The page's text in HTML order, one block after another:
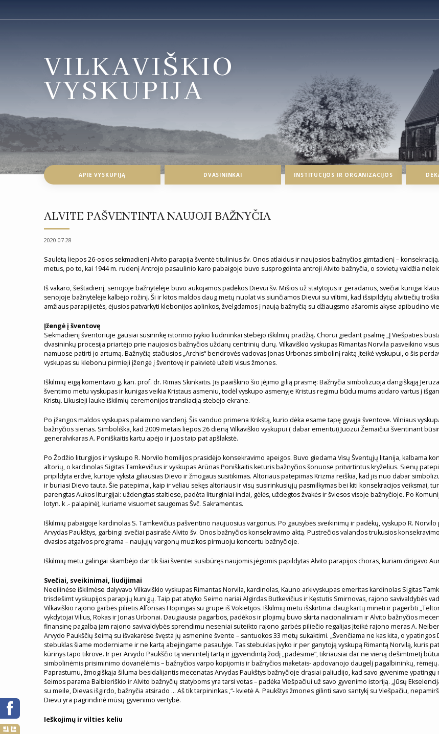
VILKAVIŠKIO
VYSKUPIJA
APIE VYSKUPIJĄ DVASININKAI INSTITUCIJOS IR ORGANIZACIJOS
ALVITE PAŠVENTINTA NAUJOJI BAŽNYČIA
2020-07-28
Saulėtą liepos 26-osios sekmadienį Alvito parapija šventė titulinius šv. Onos atlaidus ir naujosios bažnyčios gimtadienį –
metus, po to, kai 1944 m. rudenį Antrojo pasaulinio karo pabaigoje buvo susprogdinta antroji Alvito bažnyčia, o sovietų valdžia
Iš vakaro, šeštadienį, senojoje bažnytėlėje buvo aukojamos padėkos Dievui šv. Mišios už statytojus ir geradarius, svečiai kunigai
senojoje bažnytėlėje kalbėjo rožinį. Ši ir kitos maldos daug metų nuolat vis siunčiamos Dievui su viltimi, kad išsipildytų alvitiečių
amžiaus parapijietės, ėjusios patvarkyti klebonijos aplinkos, žvelgdamos į naują bažnyčią su džiaugsmo ašaromis akyse apibudino
Įžengė į šventovę
Sekmadienį šventoriuje gausiai susirinkę istorinio įvykio liudininkai stebėjo iškilmių pradžią. Chorui giedant psalmę „Į Viešpaties
dvasininkų procesija priartėjo prie naujosios bažnyčios uždarų centrinių durų. Vilkaviškio vyskupas Rimantas Norvila pasveikino
namuose patirti jo artumą. Bažnyčią stačiusios „Archis“ bendrovės vadovas Jonas Urbonas simbolinį raktą įteikė vyskupui, o šis
vyskupas su klebonu pirmieji įžengė į šventovę ir pakvietė užeiti visus žmones.
Iškilmių eigą komentavo g. kan. prof. dr. Rimas Skinkaitis. Jis paaiškino šio įėjimo gilią prasmę: Bažnyčia simbolizuoja dangiškąją
šventimo metu vyskupas ir kunigas veikia Kristaus asmeniu, todėl vyskupo asmenyje Kristus regimu būdu mums atidaro vartus į
Kristų. Likusieji lauke iškilmių ceremonijos transliaciją stebėjo ekrane.
Po įžangos maldos vyskupas palaimino vandenį. Šis vanduo primena Krikštą, kurio dėka esame tapę gyvąja šventove. Vilniaus
bažnyčios sienas. Simboliška, kad 2009 metais liepos 26 dieną Vilkaviškio vyskupui ( dabar emeritui) Juozui Žemaičiui šventinant
generalvikaras A. Poniškaitis kartu apėjo ir juos taip pat apšlakstė.
Po Žodžio liturgijos ir vyskupo R. Norvilo homilijos prasidėjo konsekravimo apeigos. Buvo giedama Visų Šventųjų litanija, kalbama
altorių, o kardinolas Sigitas Tamkevičius ir vyskupas Arūnas Poniškaitis keturis bažnyčios šonuose pritvirtintus kryželius. Sienų
pripildyta erdvė, kurioje vyksta giliausias Dievo ir žmogaus susitikimas. Altoriaus patepimas Krizma reiškia, kad jis nuo dabar
ir buriasi Dievo tauta. Šie patepimai, kaip ir vėliau sekęs altoriaus ir visų susirinkusiųjų pasmilkymas bei kiti konsekracijos veiksmai,
parengtas Aukos liturgijai: uždengtas staltiese, padėta liturginiai indai, gėlės, uždegtos žvakės ir šviesos visoje bažnyčioje. Po
lotyn. k .- palapinė), kuriame visuomet saugomas Švč. Sakramentas.
Iškilmių pabaigoje kardinolas S. Tamkevičius pašventino naujuosius vargonus. Po gausybės sveikinimų ir padėkų, vyskupo R.
Arvydas Paukštys, garbingi svečiai pasirašė Alvito šv. Onos bažnyčios konsekravimo aktą. Pustrečios valandos trukusios
dvasios atgaivos programa – naujųjų vargonų muzikos pirmuoju koncertu bažnyčioje.
Iškilmių metu galingai skambėjo dar tik šiai šventei susibūręs naujomis jėgomis papildytas Alvito parapijos choras, kuriam dirigavo
Svečiai, sveikinimai, liudijimai
Neeilinėse iškilmėse dalyvavo Vilkaviškio vyskupas Rimantas Norvila, kardinolas, Kauno arkivyskupas emeritas kardinolas Sigitas
trisdešimt vyskupijos parapijų kunigų. Taip pat atvyko Seimo nariai Algirdas Butkevičius ir Kęstutis Smirnovas, rajono savivaldybės
Vilkaviškio rajono garbės pilietis Alfonsas Hopingas su grupe iš Vokietijos. Iškilmių metu išskirtinai daug kartų minėti ir pagerbti
vykdytojai Vilius, Rokas ir Jonas Urbonai. Daugiausia pagarbos, padėkos ir plojimų buvo skirta nacionaliniam ir Alvito bažnyčios
finansinę pagalbą jam rajono savivaldybės sprendimu neseniai suteikto rajono garbės piliečio regalijas įteikė rajono meras A.
Arvydo Paukščių šeimą su išvakarėse švęsta jų asmenine švente – santuokos 33 metų sukaktimi. „Švenčiama ne kas kita, o
stebuklas šiame moderniame ir ne kartą abejingame pasaulyje. Tas stebuklas įvyko ir per ganytoją vyskupą Rimantą Norvilą, kuris
kūrinys tapo tikrove. Ir per Arvydo Paukščio tą vienintelį tartą ir įgyvendintą žodį „padėsime“, tikriausiai dar ne vieną dešimtmetį
simbolinėmis prisiminimo dovanėlėmis – bažnyčios varpo kopijomis ir bažnyčios maketais- apdovanojo daugelį pagalbininkų, rėmėjų.
Paprastumu, žmogiškąja šiluma besidalijantis mecenatas Arvydas Paukštys bažnyčioje drąsiai paliudijo, kad savo gyvenime
šeimos parama Balbieriškio ir Alvito bažnyčių statyboms yra tarsi votas – padėka Viešpačiui už savo gyvenimo istoriją. „Jūsų
su meile, Dievas išgirdo, bažnyčia atsirado … Aš tik tarpininkas ,“- kvietė A. Paukštys žmones gilinti savo santykį su Viešpačiu,
Dievu yra pagrindinė mūsų gyvenimo vertybė.
Ieškojimų ir vilties keliu